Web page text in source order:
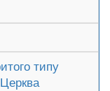
типу